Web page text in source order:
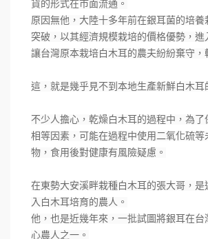
貨的形式在市面流通。
原因無他，大陸十多年前在銀耳菌的培養
突破，以其經濟規模栽培的價格優勢，進
讓台灣原本栽培白木耳的農夫紛紛棄守，
這，就是幾乎見不到本地生產新鮮白木耳
不少人擔心，乾燥白木耳的過程中，為了
相等因素，可能在過程中使用二氧化硫等
物，食用後對健康有風險疑慮。
在東勢大安溪畔栽種白木耳的張大哥，是
入白木耳培育的農人。
他，也是近幾年來，一批試圖將銀耳在台
心農人之一。